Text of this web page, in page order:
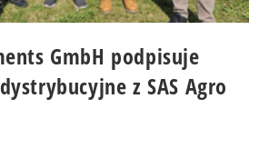
GmbH podpisuje
z SAS Agro